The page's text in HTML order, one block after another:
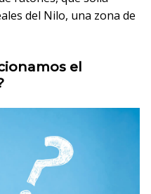
del Nilo, una zona de
el